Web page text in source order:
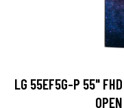
LG 55EF5G-P 55"